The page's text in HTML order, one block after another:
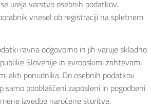
ureja varstvo osebnih podatkov.
vnesel ob registraciji na spletnem
ravna odgovorno in jih varuje skladno
Slovenije in evropskimi zahtevami
akti ponudnika. Do osebnih podatkov
samo pooblaščeni zaposleni in pogodbeni
izvedbe naročene storitve.